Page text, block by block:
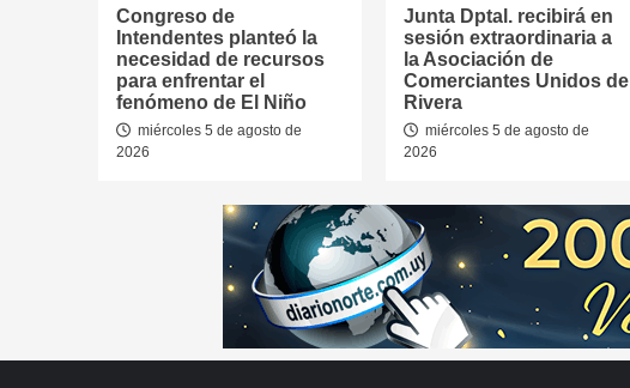
Congreso de
Intendentes planteó la
necesidad de recursos
para enfrentar el
fenómeno de El Niño
miércoles 5 de agosto de
2026
Junta Dptal. recibirá en
sesión extraordinaria a
la Asociación de
Comerciantes Unidos de
Rivera
miércoles 5 de agosto de
2026